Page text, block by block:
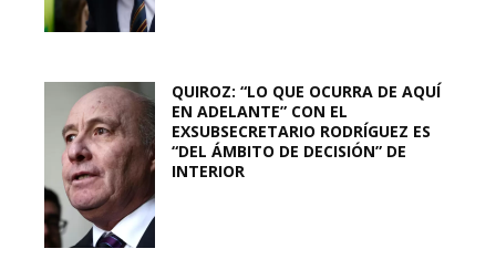
QUIROZ: “LO QUE OCURRA DE AQUÍ
EN ADELANTE” CON EL
EXSUBSECRETARIO RODRÍGUEZ ES
“DEL ÁMBITO DE DECISIÓN” DE
INTERIOR